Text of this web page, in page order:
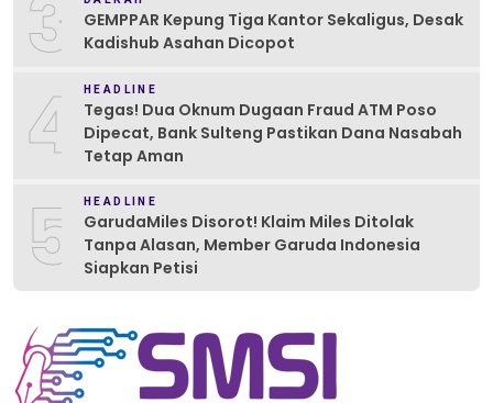
3
GEMPPAR Kepung Tiga Kantor Sekaligus, Desak
Kadishub Asahan Dicopot
4 HEADLINE
Tegas! Dua Oknum Dugaan Fraud ATM Poso
Dipecat, Bank Sulteng Pastikan Dana Nasabah
Tetap Aman
5 HEADLINE
GarudaMiles Disorot! Klaim Miles Ditolak
Tanpa Alasan, Member Garuda Indonesia
Siapkan Petisi